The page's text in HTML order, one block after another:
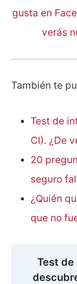
gusta en
verás
También te
Test de
CI). ¿De
20
seguro
¿Quién
que no
Test de